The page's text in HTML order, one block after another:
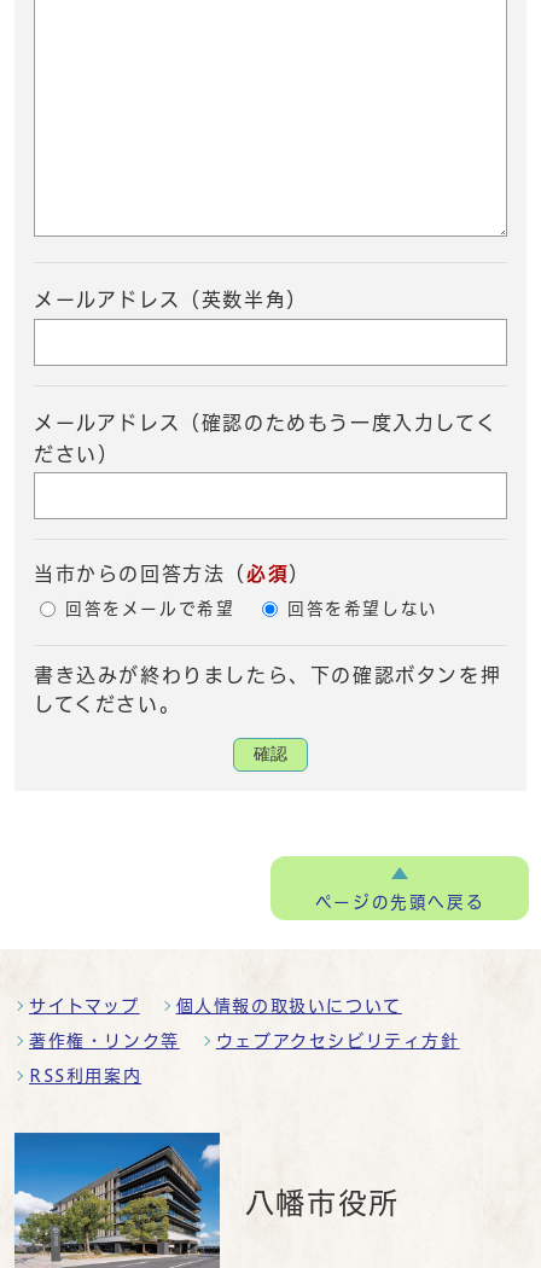
メールアドレス（英数半角）
メールアドレス（確認のためもう一度入力してく
ださい）
当市からの回答方法 （ 必須）
回答をメールで希望 回答を希望しない
書き込みが終わりましたら、下の確認ボタンを押
してください。
確認
ページの先頭へ戻る
サイトマップ 個人情報の取扱いについて
著作権・リンク等 ウェブアクセシビリティ方針
RSS利用案内
八幡市役所